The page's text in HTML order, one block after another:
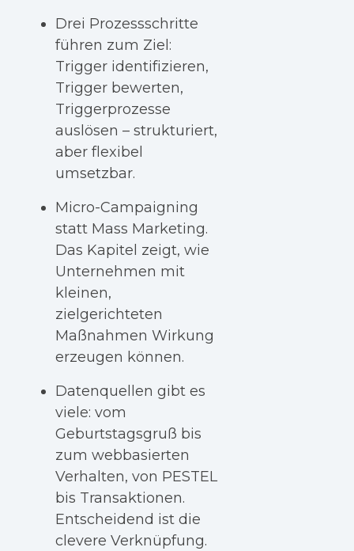
Drei Prozessschritte
führen zum Ziel:
Trigger identifizieren,
Trigger bewerten,
Triggerprozesse
auslösen – strukturiert,
aber flexibel
umsetzbar.
Micro-Campaigning
statt Mass Marketing.
Das Kapitel zeigt, wie
Unternehmen mit
kleinen,
zielgerichteten
Maßnahmen Wirkung
erzeugen können.
Datenquellen gibt es
viele: vom
Geburtstagsgruß bis
zum webbasierten
Verhalten, von PESTEL
bis Transaktionen.
Entscheidend ist die
clevere Verknüpfung.